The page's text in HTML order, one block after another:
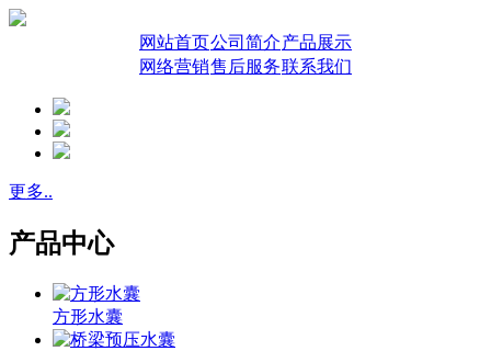
网站首页公司简介产品展示
网络营销售后服务联系我们
更多..
产品中心
方形水囊